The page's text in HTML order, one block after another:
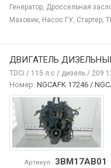
Генератор, Дроссельная
Маховик, Насос ГУ, Стартер,
ДВИГАТЕЛЬ
TDCi / 115 л.с / дизель / 209
Номер: NGCAFK 17246 /
Артикул 3BM17AB01